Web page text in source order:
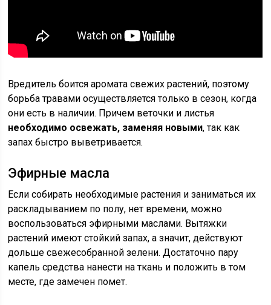
Вредитель боится аромата свежих растений, поэтому
борьба травами осуществляется только в сезон, когда
они есть в наличии. Причем веточки и листья
необходимо освежать, заменяя новыми, так как
запах быстро выветривается.
Эфирные масла
Если собирать необходимые растения и заниматься их
раскладыванием по полу, нет времени, можно
воспользоваться эфирными маслами. Вытяжки
растений имеют стойкий запах, а значит, действуют
дольше свежесобранной зелени. Достаточно пару
капель средства нанести на ткань и положить в том
месте, где замечен помет.